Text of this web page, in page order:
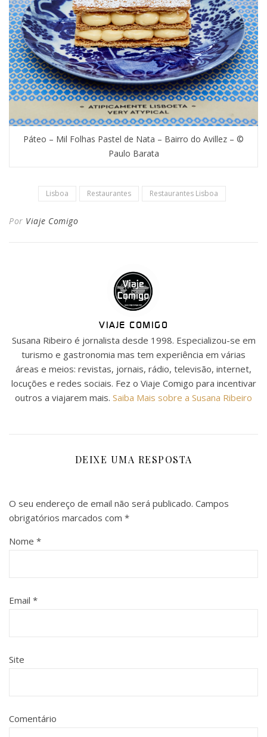
Páteo – Mil Folhas Pastel de Nata – Bairro do Avillez – ©
Paulo Barata
Lisboa Restaurantes Restaurantes Lisboa
Por Viaje Comigo
VIAJE COMIGO
Susana Ribeiro é jornalista desde 1998. Especializou-se em
turismo e gastronomia mas tem experiência em várias
áreas e meios: revistas, jornais, rádio, televisão, internet,
locuções e redes sociais. Fez o Viaje Comigo para incentivar
outros a viajarem mais. Saiba Mais sobre a Susana Ribeiro
DEIXE UMA RESPOSTA
O seu endereço de email não será publicado. Campos
obrigatórios marcados com *
Nome *
Email *
Site
Comentário